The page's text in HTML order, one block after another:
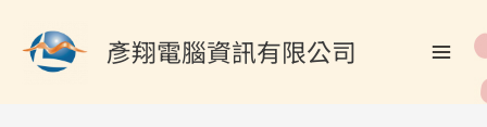
彥翔電腦資訊有限公司
尋